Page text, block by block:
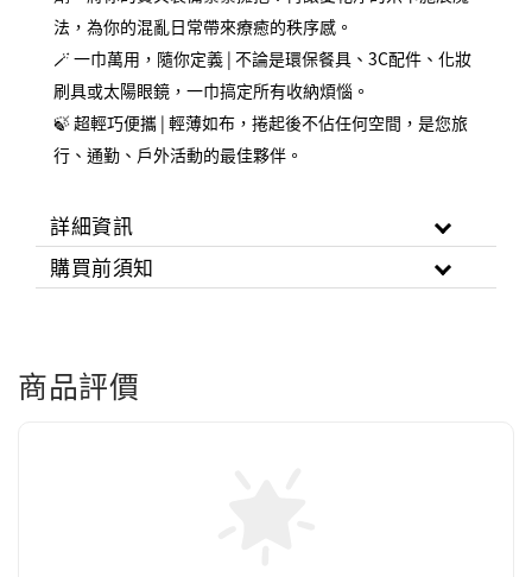
法，為你的混亂日常帶來療癒的秩序感。
🪄 一巾萬用，隨你定義 | 不論是環保餐具、3C配件、化妝
刷具或太陽眼鏡，一巾搞定所有收納煩惱。
🍃 超輕巧便攜 | 輕薄如布，捲起後不佔任何空間，是您旅
行、通勤、戶外活動的最佳夥伴。
詳細資訊
購買前須知
商品評價